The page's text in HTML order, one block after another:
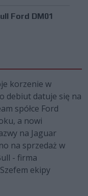
Ford DM01
korzenie w
debiut datuje się na
spółce Ford
a nowi
na Jaguar
na sprzedaż w
- firma
ekipy